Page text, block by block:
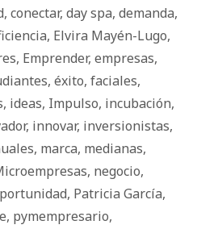
, conectar, day spa, demanda,
, Elvira Mayén-Lugo,
, Emprender, empresas,
, éxito, faciales,
, ideas, Impulso, incubación,
, innovar, inversionistas,
, marca, medianas,
, negocio,
, Patricia García,
, pymempresario,